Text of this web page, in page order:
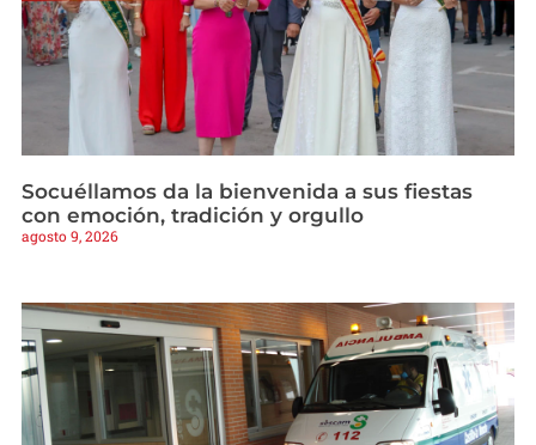
Socuéllamos da la bienvenida a sus fiestas
con emoción, tradición y orgullo
agosto 9, 2026